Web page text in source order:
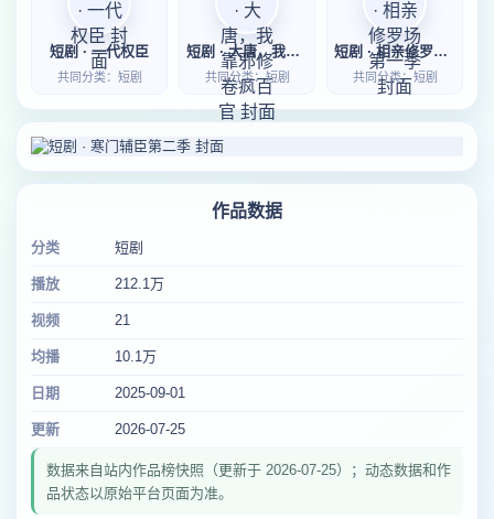
短剧 · 一代权臣
共同分类：短剧
短剧 · 大唐，我靠邪修卷疯百官
共同分类：短剧
短剧 · 相亲修罗场第一季
共同分类：短剧
作品数据
分类 短剧
播放 212.1万
视频 21
均播 10.1万
日期 2025-09-01
更新 2026-07-25
数据来自站内作品榜快照（更新于 2026-07-25）；动态数据和作
品状态以原始平台页面为准。